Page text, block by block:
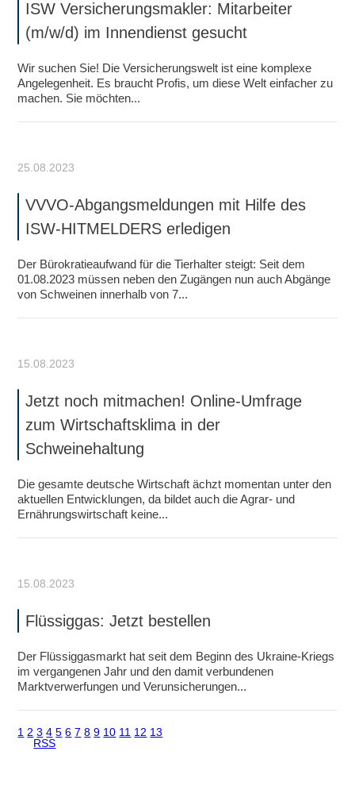
ISW Versicherungsmakler: Mitarbeiter
(m/w/d) im Innendienst gesucht
Wir suchen Sie! Die Versicherungswelt ist eine komplexe
Angelegenheit. Es braucht Profis, um diese Welt ein­facher zu
machen. Sie möchten...
25.08.2023
VVVO-Abgangsmeldungen mit Hilfe des
ISW-HITMELDERS erledigen
Der Bürokratieaufwand für die Tierhalter steigt: Seit dem
01.08.2023 müssen neben den Zugängen nun auch Abgänge
von Schweinen innerhalb von 7...
15.08.2023
Jetzt noch mitmachen! Online-Umfrage
zum Wirtschaftsklima in der
Schweinehaltung
Die gesamte deutsche Wirtschaft ächzt momentan unter den
aktuellen Entwicklungen, da bildet auch die Agrar- und
Ernährungswirtschaft keine...
15.08.2023
Flüssiggas: Jetzt bestellen
Der Flüssiggasmarkt hat seit dem Beginn des Ukraine-Kriegs
im vergangenen Jahr und den damit verbundenen
Marktverwerfungen und Verunsicherungen...
1 2 3 4 5 6 7 8 9 10 11 12 13
RSS